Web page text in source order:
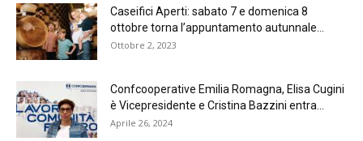
Caseifici Aperti: sabato 7 e domenica 8
ottobre torna l’appuntamento autunnale...
Ottobre 2, 2023
Confcooperative Emilia Romagna, Elisa Cugini
è Vicepresidente e Cristina Bazzini entra...
Aprile 26, 2024